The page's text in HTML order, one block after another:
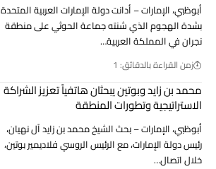
أبوظبي، الإمارات – أدانت دولة الإمارات العربية المتحدة
بشدة الهجوم الذي شنته جماعة الحوثي على منطقة
نجران في المملكة العربية…
زمن القراءة بالدقائق: 1
محمد بن زايد وبوتين يبحثان هاتفياً تعزيز الشراكة
الاستراتيجية وتطورات المنطقة
أبوظبي، الإمارات – بحث الشيخ محمد بن زايد آل نهيان،
رئيس دولة الإمارات، مع الرئيس الروسي فلاديمير بوتين،
خلال اتصال…